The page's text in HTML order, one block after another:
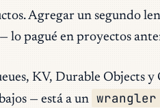
Agregar un segundo
lo pagué en proyectos
KV, Durable Objects
— está a un